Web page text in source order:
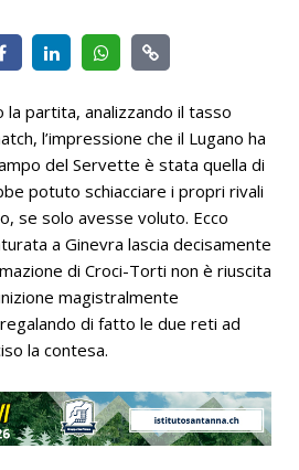
la partita, analizzando il tasso
l’impressione che il Lugano ha
del Servette è stata quella di
potuto schiacciare i propri rivali
se solo avesse voluto. Ecco
a Ginevra lascia decisamente
di Croci-Torti non è riuscita
magistralmente
di fatto le due reti ad
la contesa.